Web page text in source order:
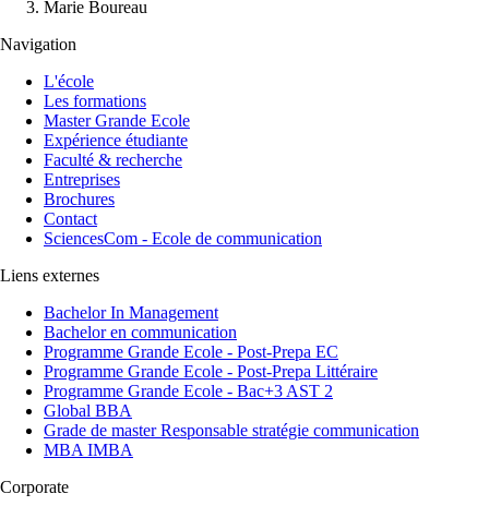
Marie Boureau
Navigation
L'école
Les formations
Master Grande Ecole
Expérience étudiante
Faculté & recherche
Entreprises
Brochures
Contact
SciencesCom - Ecole de communication
Liens externes
Bachelor In Management
Bachelor en communication
Programme Grande Ecole - Post-Prepa EC
Programme Grande Ecole - Post-Prepa Littéraire
Programme Grande Ecole - Bac+3 AST 2
Global BBA
Grade de master Responsable stratégie communication
MBA IMBA
Corporate